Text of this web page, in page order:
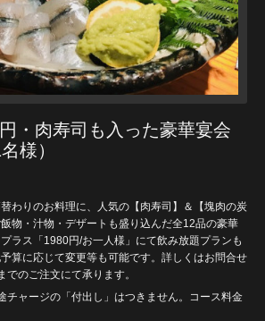
・肉寿司も入った豪華宴会
様）
替わりのお料理に、人気の【肉寿司】＆【塊肉の炭
物・汁物・デザートも盛り込んだ全12品の豪華
ラス「1980円/お一人様」にて飲み放題プランも
算に応じて変更等も可能です。詳しくはお問合せ
のご注文にて承ります。
チャージの「付出し」はつきません。コース料金